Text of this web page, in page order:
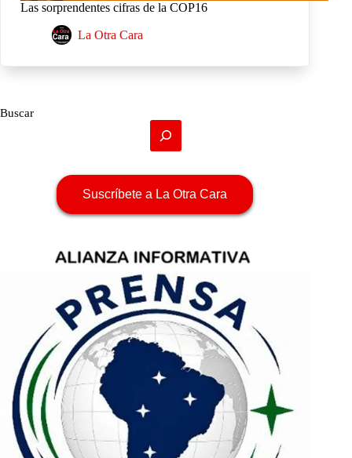
Las sorprendentes cifras de la COP16
La Otra Cara
Buscar
Suscríbete a La Otra Cara